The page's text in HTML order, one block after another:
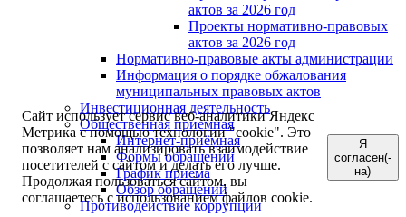
актов за 2026 год
Проекты нормативно-правовых
актов за 2026 год
Нормативно-правовые акты администрации
Информация о порядке обжалования
муниципальных правовых актов
Инвестиционная деятельность
Общественная приемная
Интернет-приёмная
Формы обращений
График приема
Обзор обращений
Противодействие коррупции
Сайт использует сервис веб-аналитики Яндекс
Метрика с помощью технологии "cookie". Это
позволяет нам анализировать взаимодействие
посетителей с сайтом и делать его лучше.
Продолжая пользоваться сайтом, вы
соглашаетесь с использованием файлов cookie.
Я
согласен(-
на)